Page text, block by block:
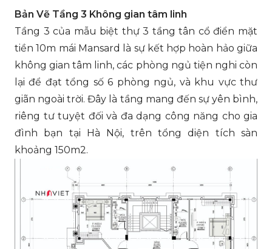
Bản Vẽ Tầng 3 Không gian tâm linh
Tầng 3 của mẫu biệt thự 3 tầng tân cổ điển mặt
tiền 10m mái Mansard là sự kết hợp hoàn hảo giữa
không gian tâm linh, các phòng ngủ tiện nghi còn
lại để đạt tổng số 6 phòng ngủ, và khu vực thư
giãn ngoài trời. Đây là tầng mang đến sự yên bình,
riêng tư tuyệt đối và đa dạng công năng cho gia
đình bạn tại Hà Nội, trên tổng diện tích sàn
khoảng 150m2.